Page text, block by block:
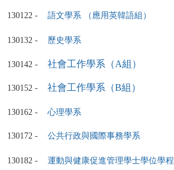
130122 - 語文學系 （應用英韓語組）
130132 - 歷史學系
130142 - 社會工作學系（A組）
130152 - 社會工作學系（B組）
130162 - 心理學系
130172 - 公共行政與國際事務學系
130182 - 運動與健康促進管理學士學位學程